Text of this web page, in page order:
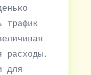
трафик
расходы.
для